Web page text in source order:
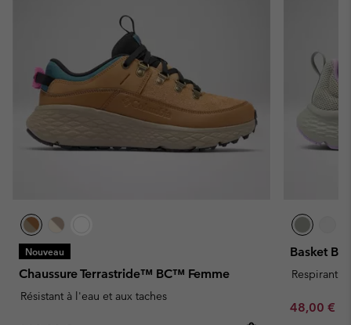
Nouveau
Chaussure Terrastride™ BC™ Femme
Résistant à l'eau et aux taches
Basket
Respirant
Minimum
48,00 €